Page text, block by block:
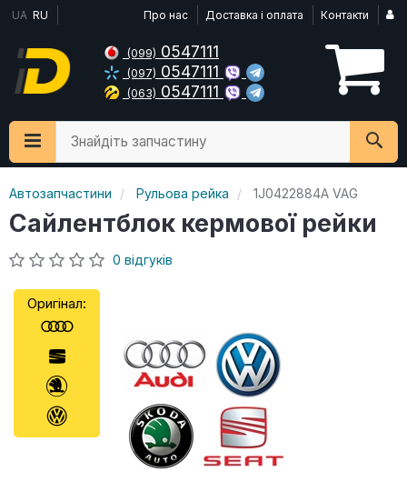
UA RU Про нас Доставка і оплата Контакти
(099) 0547111
(097) 0547111
(063) 0547111
Знайдіть запчастину
Автозапчастини Рульова рейка 1J0422884A VAG
Сайлентблок кермової рейки
0 відгуків
Оригінал: